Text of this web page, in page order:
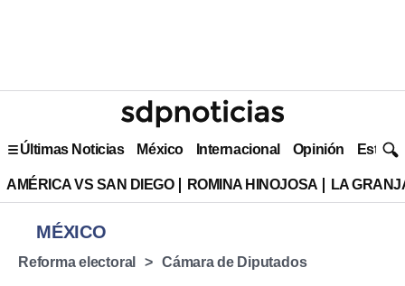
Últimas Noticias México Internacional Opinión Estilo
AMÉRICA VS SAN DIEGO ROMINA HINOJOSA LA
MÉXICO
Reforma electoral Cámara de Diputados